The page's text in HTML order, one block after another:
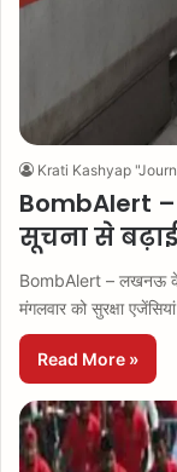
Krati Kashyap
BombAlert
सूचना से बढ़ाई
BombAlert – लखनऊ के
मंगलवार को सुरक्षा
Read More »